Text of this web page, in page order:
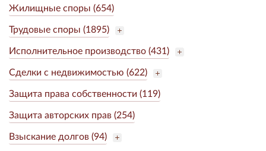
Жилищные споры (654)
Трудовые споры (1895)
Исполнительное производство (431)
Сделки с недвижимостью (622)
Защита права собственности (119)
Защита авторских прав (254)
Взыскание долгов (94)